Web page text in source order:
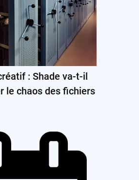
: Shade va-t-il
le chaos des fichiers